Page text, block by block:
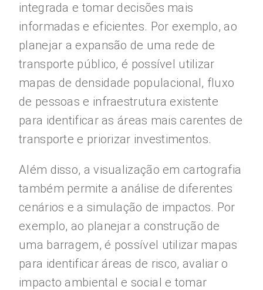
integrada e tomar decisões mais
informadas e eficientes. Por exemplo, ao
planejar a expansão de uma rede de
transporte público, é possível utilizar
mapas de densidade populacional, fluxo
de pessoas e infraestrutura existente
para identificar as áreas mais carentes de
transporte e priorizar investimentos.
Além disso, a visualização em cartografia
também permite a análise de diferentes
cenários e a simulação de impactos. Por
exemplo, ao planejar a construção de
uma barragem, é possível utilizar mapas
para identificar áreas de risco, avaliar o
impacto ambiental e social e tomar